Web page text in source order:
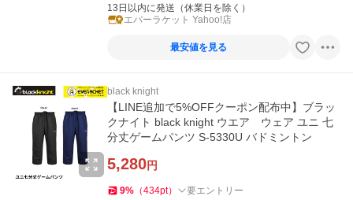
13日以内に発送（休業日を除く）
エバーラケット Yahoo!店
最安値を見る
black knight
【LINE追加で5%OFFクーポン配布中】ブラッ
クナイト black knight ウエア ウェア ユニ 七
分丈ゲームパンツ S-5330U バドミントン
5,280円
9% （434pt） 要エントリー